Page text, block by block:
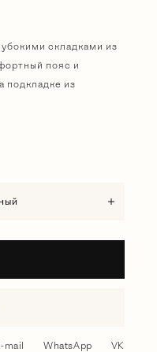
складками из
пояс и
подкладке из
mail WhatsApp VK